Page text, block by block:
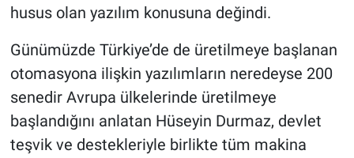
husus olan yazılım konusuna değindi.
Günümüzde Türkiye’de de üretilmeye başlanan
otomasyona ilişkin yazılımların neredeyse 200
senedir Avrupa ülkelerinde üretilmeye
başlandığını anlatan Hüseyin Durmaz, devlet
teşvik ve destekleriyle birlikte tüm makina